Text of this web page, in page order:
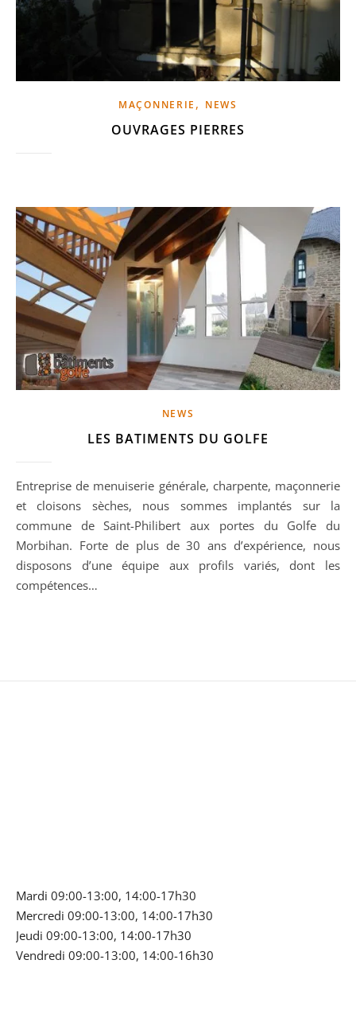
MAÇONNERIE , NEWS
OUVRAGES PIERRES
NEWS
LES BATIMENTS DU GOLFE
Entreprise de menuiserie générale, charpente, maçonnerie
et cloisons sèches, nous sommes implantés sur la
commune de Saint-Philibert aux portes du Golfe du
Morbihan. Forte de plus de 30 ans d’expérience, nous
disposons d’une équipe aux profils variés, dont les
compétences…
Mardi 09:00-13:00, 14:00-17h30
Mercredi 09:00-13:00, 14:00-17h30
Jeudi 09:00-13:00, 14:00-17h30
Vendredi 09:00-13:00, 14:00-16h30